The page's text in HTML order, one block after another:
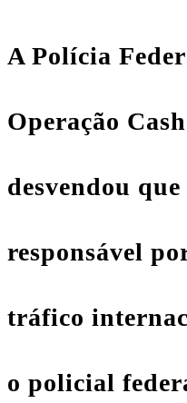
A Polícia
Operação
desvendou
responsável
tráfico
o policial